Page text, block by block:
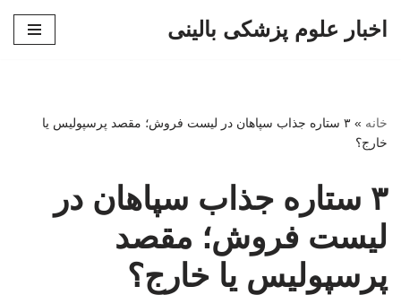
اخبار علوم پزشکی بالینی
خانه »
۳ ستاره جذاب سپاهان در لیست فروش؛ مقصد پرسپولیس یا
خارج؟
۳ ستاره جذاب سپاهان در
لیست فروش؛ مقصد
پرسپولیس یا خارج؟